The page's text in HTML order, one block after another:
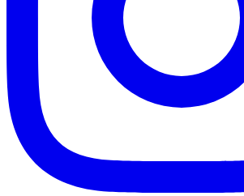
Botafogo